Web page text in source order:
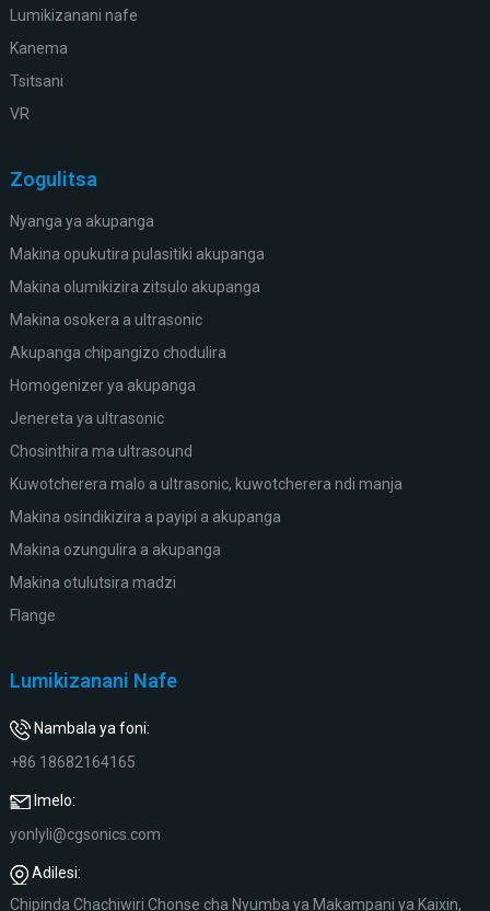
Lumikizanani nafe
Kanema
Tsitsani
VR
Zogulitsa
Nyanga ya akupanga
Makina opukutira pulasitiki akupanga
Makina olumikizira zitsulo akupanga
Makina osokera a ultrasonic
Akupanga chipangizo chodulira
Homogenizer ya akupanga
Jenereta ya ultrasonic
Chosinthira ma ultrasound
Kuwotcherera malo a ultrasonic, kuwotcherera ndi manja
Makina osindikizira a payipi a akupanga
Makina ozungulira a akupanga
Makina otulutsira madzi
Flange
Lumikizanani Nafe
Nambala ya foni:
+86 18682164165
Imelo:
yonlyli@cgsonics.com
Adilesi:
Chipinda Chachiwiri Chonse cha Nyumba ya Makampani ya Kaixin,